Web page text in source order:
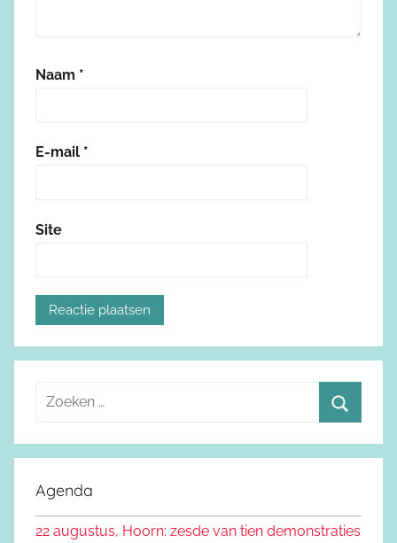
Naam *
E-mail *
Site
e
e
n
o
e
Agenda
22 augustus, Hoorn: zesde van tien demonstraties